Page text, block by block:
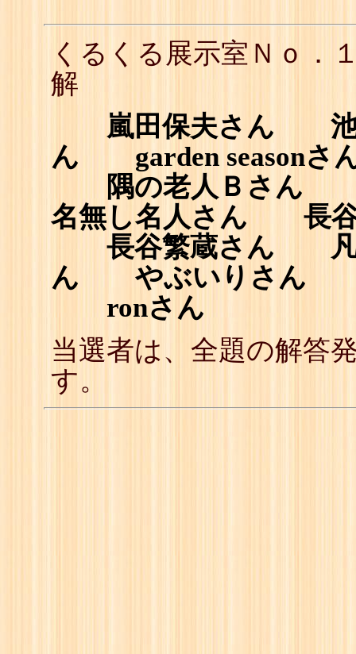
くるくる展示室Ｎｏ
解
嵐田保夫さん 池
ん garden season
隅の老人Ｂさ
名無し名人さん 長谷
長谷繁蔵さん 凡
ん やぶいりさん
ronさん
当選者は、全題の解答
す。